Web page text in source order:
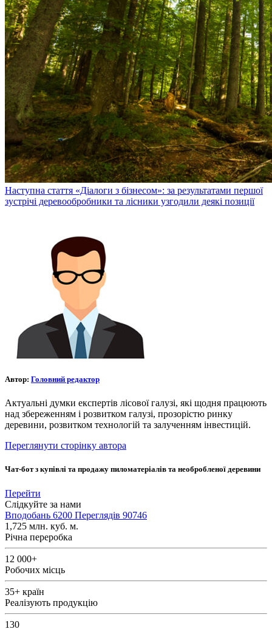
Наступна стаття «Діалоги з бізнесом»: за результатами першої
зустрічі деревообробники та лісники узгодили деякі позиції
Автор: Головний редактор
Актуальні думки експертів лісової галузі, які щодня працюють
над збереженням і розвитком галузі, прозорістю ринку
деревини, розвитком технологій та залученням інвестицій.
Переглянути сторінку автора
Чат-бот з купівлі та продажу пиломатеріалів та необробленої деревини
Перейти
Слідкуйте за нами
Вподобань 6200 Переглядів 90746
1,725 млн. куб. м.
Річна переробка
12 000+
Робочих місць
35+ країн
Реалізують продукцію
130